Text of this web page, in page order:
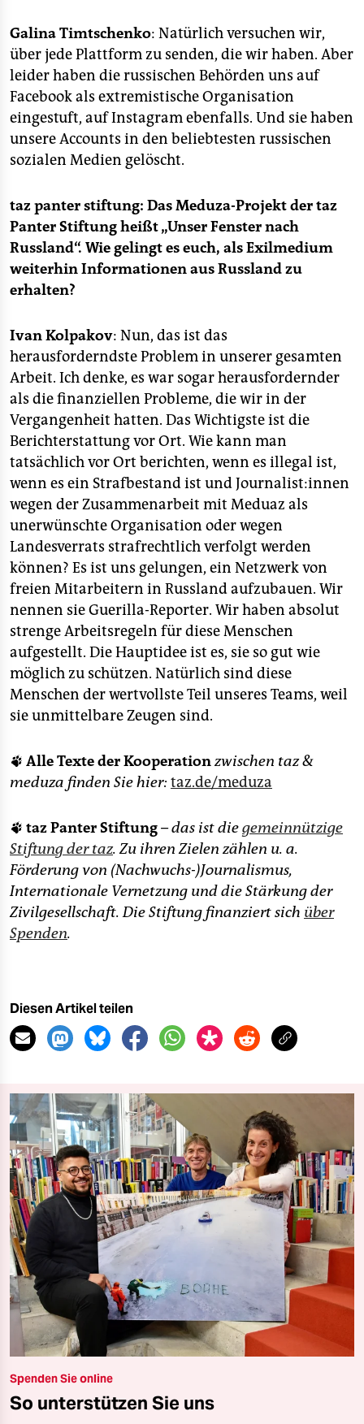
Galina Timtschenko: Natürlich versuchen wir,
über jede Plattform zu senden, die wir haben. Aber
leider haben die russischen Behörden uns auf
Facebook als extremistische Organisation
eingestuft, auf Instagram ebenfalls. Und sie haben
unsere Accounts in den beliebtesten russischen
sozialen Medien gelöscht.
taz panter stiftung: Das Meduza-Projekt der taz
Panter Stiftung heißt „Unser Fenster nach
Russland“. Wie gelingt es euch, als Exilmedium
weiterhin Informationen aus Russland zu
erhalten?
Ivan Kolpakov: Nun, das ist das
herausforderndste Problem in unserer gesamten
Arbeit. Ich denke, es war sogar herausfordernder
als die finanziellen Probleme, die wir in der
Vergangenheit hatten. Das Wichtigste ist die
Berichterstattung vor Ort. Wie kann man
tatsächlich vor Ort berichten, wenn es illegal ist,
wenn es ein Strafbestand ist und Journalist:innen
wegen der Zusammenarbeit mit Meduaz als
unerwünschte Organisation oder wegen
Landesverrats strafrechtlich verfolgt werden
können? Es ist uns gelungen, ein Netzwerk von
freien Mitarbeitern in Russland aufzubauen. Wir
nennen sie Guerilla-Reporter. Wir haben absolut
strenge Arbeitsregeln für diese Menschen
aufgestellt. Die Hauptidee ist es, sie so gut wie
möglich zu schützen. Natürlich sind diese
Menschen der wertvollste Teil unseres Teams, weil
sie unmittelbare Zeugen sind.
🐾 Alle Texte der Kooperationzwischen taz &
meduza finden Sie hier: taz.de/meduza
🐾 taz Panter Stiftung– das ist diegemeinnützige
Stiftung der taz. Zu ihren Zielen zählen u. a.
Förderung von (Nachwuchs-)Journalismus,
Internationale Vernetzung und die Stärkung der
Zivilgesellschaft. Die Stiftung finanziert sich über
Spenden.
Diesen Artikel teilen
Spenden Sie online
So unterstützen Sie uns